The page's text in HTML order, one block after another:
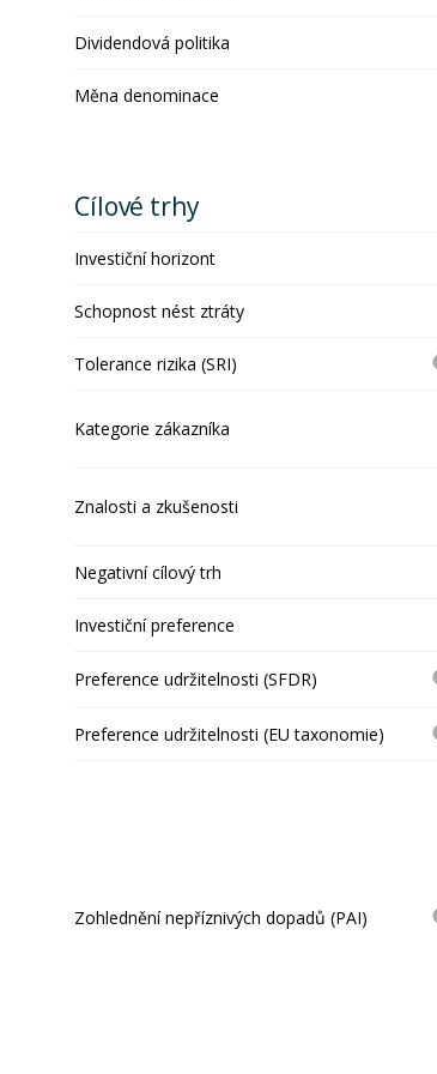
Dividendová politika
Měna denominace
Cílové trhy
Investiční horizont
Schopnost nést ztráty
Tolerance rizika (SRI)
Kategorie zákazníka
Znalosti a zkušenosti
Negativní cílový trh
Investiční preference
Preference udržitelnosti (SFDR)
Preference udržitelnosti (EU taxonomie)
Zohlednění nepříznivých dopadů (PAI)